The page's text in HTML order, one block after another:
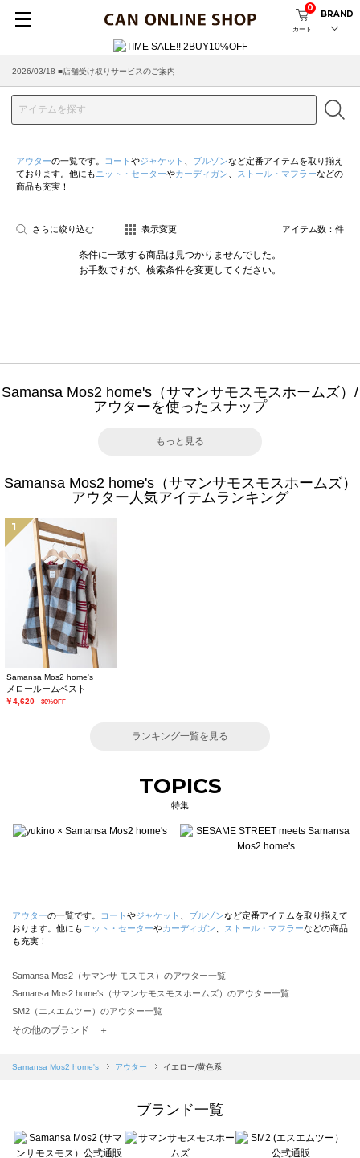
カート
0
BRAND
2026/03/18 ■店舗受け取りサービスのご案内
アウターの一覧です。 コート やジャケット ブルゾンなど定番アイテムを取り揃え
ております。他にも ニット・セーターやカーディガン ストール・マフラーなどの
商品も充実！
さらに絞り込む 表示変更 アイテム数： 件
条件に一致する商品は見つかりませんでした。
お手数ですが、検索条件を変更してください。
Samansa Mos2 home's（サマンサモスモスホームズ）/
アウターを使ったスナップ
もっと見る
Samansa Mos2 home's（サマンサモスモスホームズ）
アウター人気アイテムランキング
1
Samansa Mos2 home's
メロールームベスト
￥4,620 -30%OFF-
ランキング一覧を見る
TOPICS
特集
アウターの一覧です。 コート やジャケット ブルゾンなど定番アイテムを取り揃えて
おります。他にも ニット・セーターやカーディガン ストール・マフラーなどの商品
も充実！
Samansa Mos2（サマンサ モスモス）のアウター一覧
Samansa Mos2 home's（サマンサモスモスホームズ）のアウター一覧
SM2（エスエムツー）のアウター一覧
TSUHARU by Samansa Mos2（ツハルバイサマンサモスモス）のアウター一覧
Samansa Mos2 blue（サマンサモスモス ブルー）のアウター一覧
sō4ū（ソウフォーユー）のアウター一覧
Te chichi（テチチ）のアウター一覧
Te chichi CLASSIC（テチチ クラシック）のアウター一覧
その他のブランド ＋
Samansa Mos2 home's アウター イエロー/黄色系
ブランド一覧